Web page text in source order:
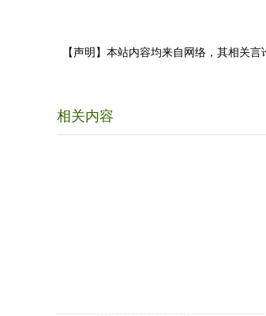
【声明】本站内容均来自网络，其相关
相关内容